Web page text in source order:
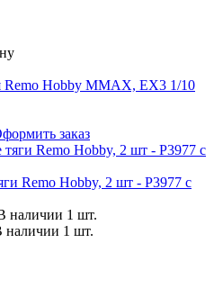
Remo Hobby MMAX, EX3 1/10
заказ
Remo Hobby, 2 шт - P3977 с
наличии 1 шт.
наличии 1 шт.